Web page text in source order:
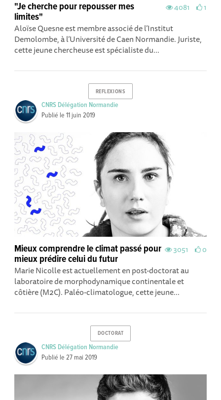
4081 1
"Je cherche pour repousser mes
limites"
Aloïse Quesne est membre associé de l’Institut
Demolombe, à l’Université de Caen Normandie. Juriste,
cette jeune chercheuse est spécialiste du...
REFLEXIONS
CNRS Délégation Normandie
Publié le 11 juin 2019
3051 0
Mieux comprendre le climat passé pour
mieux prédire celui du futur
Marie Nicolle est actuellement en post-doctorat au
laboratoire de morphodynamique continentale et
côtière (M2C). Paléo-climatologue, cette jeune...
DOCTORAT
CNRS Délégation Normandie
Publié le 27 mai 2019